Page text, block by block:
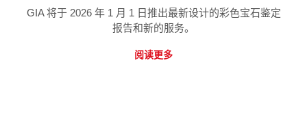
GIA 将于 2026 年 1 月 1 日推出最新设计的彩色宝石鉴定
报告和新的服务。
阅读更多